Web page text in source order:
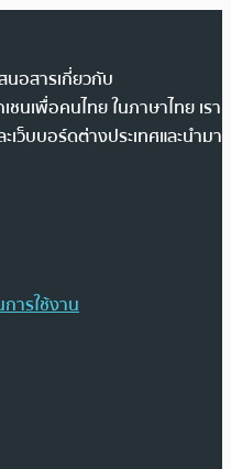
นอสารเกี่ยวกับ
นเพื่อคนไทย ในภาษาไทย เรา
ว็บบอร์ดต่างประเทศและนำมา
ารใช้งาน